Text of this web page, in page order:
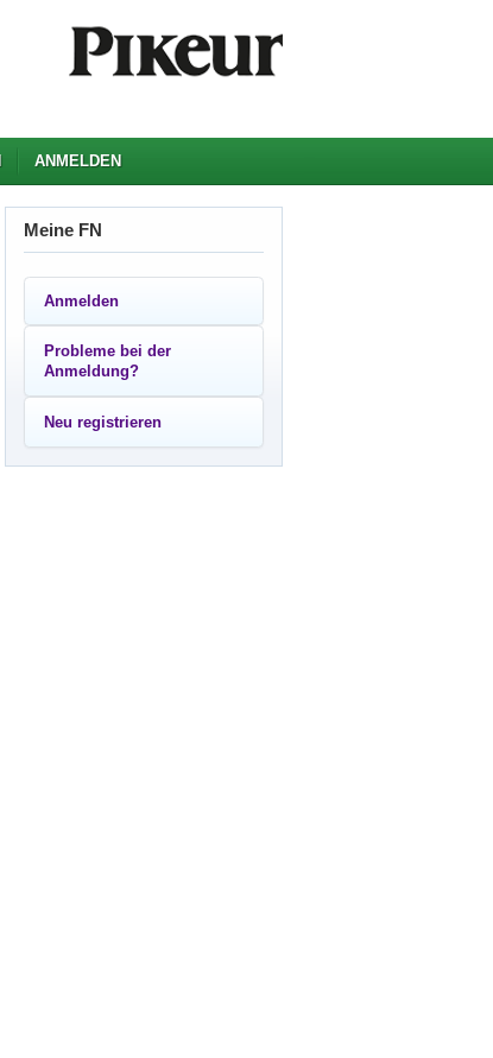
ANMELDEN
Meine FN
Anmelden
Probleme bei der
Anmeldung?
Neu registrieren